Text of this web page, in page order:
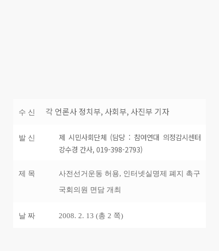
수 신 각 언론사 정치부, 사회부, 사진부 기자
발 신
제 시민사회단체 (담당 : 참여연대 의정감시센터
강수경 간사, 019-398-2793)
제 목 사전선거운동 허용, 인터넷실명제 폐지 촉구
국회의원 면담 개최
날 짜 2008. 2. 13 (총 2 쪽)